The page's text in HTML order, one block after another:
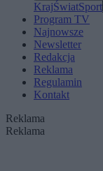
KrajŚwiatSport
Program TV
Najnowsze
Newsletter
Redakcja
Reklama
Regulamin
Kontakt
Reklama
Reklama